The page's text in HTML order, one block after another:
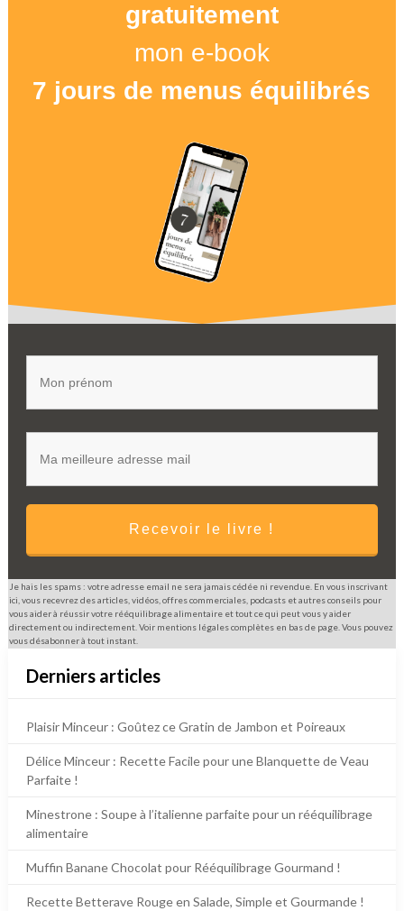
gratuitement
mon e-book
7 jours de menus équilibrés
Recevoir le livre !
Je hais les spams : votre adresse email ne sera jamais cédée ni revendue. En vous inscrivant
ici, vous recevrez des articles, vidéos, offres commerciales, podcasts et autres conseils pour
vous aider à réussir votre rééquilibrage alimentaire et tout ce qui peut vous y aider
directement ou indirectement. Voir mentions légales complètes en bas de page. Vous pouvez
vous désabonner à tout instant.
Derniers articles
Plaisir Minceur : Goûtez ce Gratin de Jambon et Poireaux
Délice Minceur : Recette Facile pour une Blanquette de Veau
Parfaite !
Minestrone : Soupe à l’italienne parfaite pour un rééquilibrage
alimentaire
Muffin Banane Chocolat pour Rééquilibrage Gourmand !
Recette Betterave Rouge en Salade, Simple et Gourmande !